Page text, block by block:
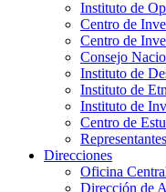
Instituto de
Centro de
Centro de
Consejo
Instituto de
Instituto de
Instituto de
Centro de
Direcciones
Oficina
Dirección de